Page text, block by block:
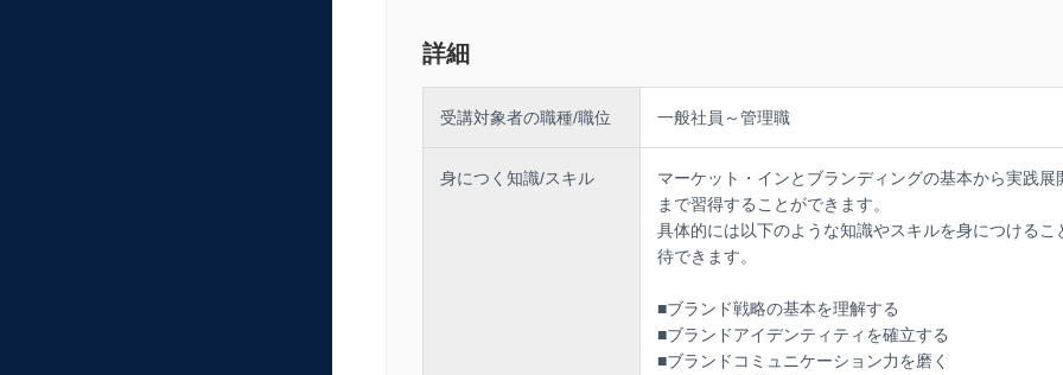
を維持し、長期的な成長を実現するために必要なブランドマネジメントスキルを習得
的なブランド戦略を展開することができます。
ができます。これにより、顧客からの信頼やブランドの信用度を向上させることがで
本講座を受講することで、自身のブランドの競争力を強化することができます。近大
シェアの拡大や売上の向上などの成果を得ることができます。
詳細
受講対象者の職種/職位 一般社員～管理職
身につく知識/スキル
マーケット・インとブランディングの基本から実践展
まで習得することができます。
具体的には以下のような知識やスキルを身につけるこ
待できます。
■ブランド戦略の基本を理解する
■ブランドアイデンティティを確立する
■ブランドコミュニケーション力を磨く